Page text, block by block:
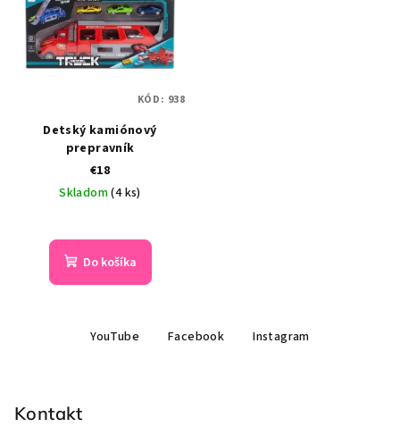
Detský kamiónový
prepravník
€18
Skladom(4 ks)
Do košíka
KÓD: 938
YouTube Facebook Instagram
Kontakt